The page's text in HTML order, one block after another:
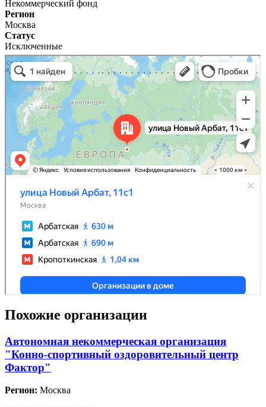
Некоммерческий фонд
Регион
Москва
Статус
Исключенные
Похожие организации
Автономная некоммерческая организация
"Конно-спортивный оздоровительный центр
Фактор"
Регион: Москва